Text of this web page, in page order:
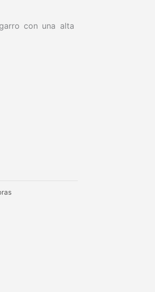
con una alta